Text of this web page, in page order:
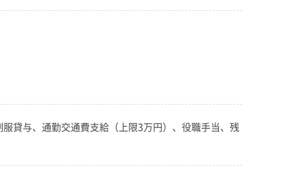
貸与、通勤交通費支給（上限3万円）、役職手当、残